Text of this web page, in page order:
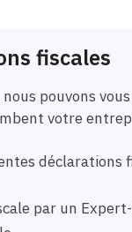
fiscales
pouvons
votre
déclarations
par un